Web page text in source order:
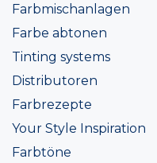
Farbmischanlagen
Farbe abtonen
Tinting systems
Distributoren
Farbrezepte
Your Style Inspiration
Farbtöne